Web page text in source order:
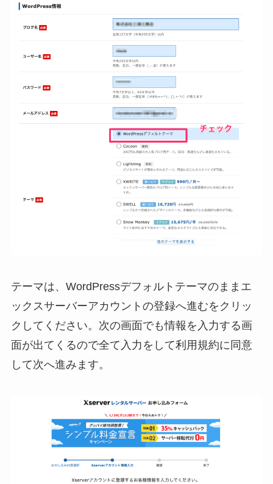
テーマは、WordPressデフォルトテーマのままエ
ックスサーバーアカウントの登録へ進むをクリッ
クしてください。次の画面でも情報を入力する画
面が出てくるので全て入力をして利用規約に同意
して次へ進みます。